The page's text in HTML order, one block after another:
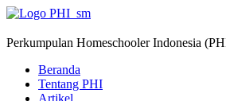
Perkumpulan Homeschooler Indonesia
Beranda
Tentang PHI
Artikel